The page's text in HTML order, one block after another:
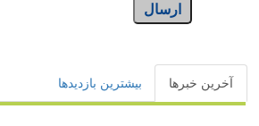
ارسال
آخرین خبرها بیشترین بازدیدها